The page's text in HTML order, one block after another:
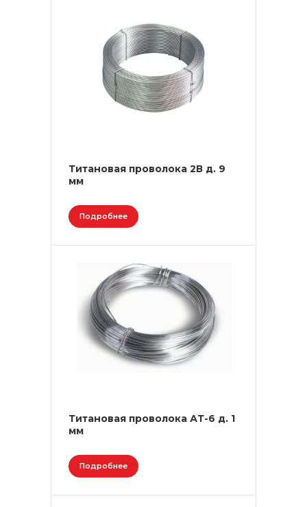
Титановая проволока 2В д. 9
мм
Подробнее
Титановая проволока АТ-6 д. 1
мм
Подробнее